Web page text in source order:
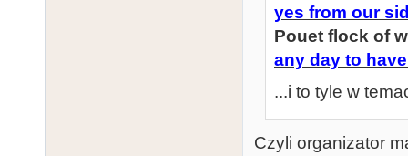
yes from our
Pouet flock of
any day to
...i to tyle w
Czyli organizator